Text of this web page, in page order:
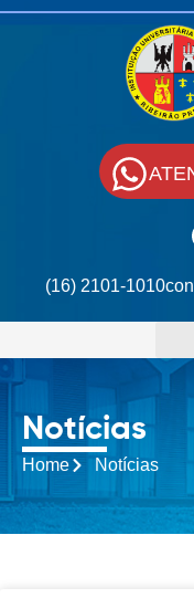
(16) 2101-1010
Notícias
Home Notícias